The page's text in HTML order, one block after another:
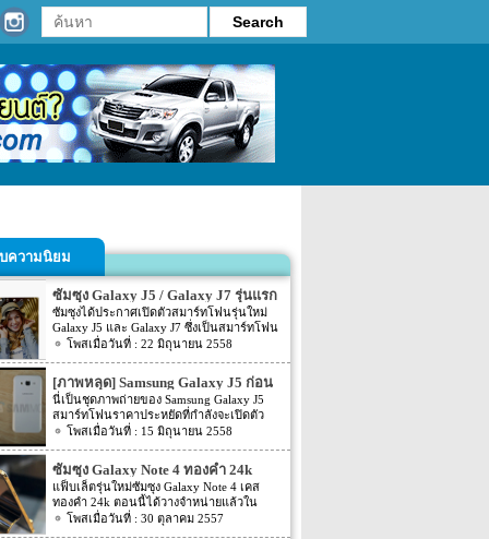
ความนิยม
ซัมซุง Galaxy J5 / Galaxy J7 รุ่นแรก
ที่มีไฟแฟลชด้านหน้า
ซัมซุงได้ประกาศเปิดตัวสมาร์ทโฟนรุ่นใหม่
Galaxy J5 และ Galaxy J7 ซึ่งเป็นสมาร์ทโฟน
รุ่นแรกของซัมซุงที่มีไฟ LED แฟลช ด้านหน้า
สัปดาห์ที่ผ่านมา แต่ยังไม่ชัดเจนว่าจะวาง
จำหน่ายทั่วโลกเมื่อใด
22 มิถุนายน 2558
[ภาพหลุด] Samsung Galaxy J5 ก่อน
เปิดตัว
นี่เป็นชุดภาพถ่ายของ Samsung Galaxy J5
สมาร์ทโฟนราคาประหยัดที่กำลังจะเปิดตัว
เร็วๆ นี้ ที่ยังไม่ได้รับการประกาศออกมาอย่าง
อินเตอร์เน็ตแล้ว
15 มิถุนายน 2558
ซัมซุง Galaxy Note 4 ทองคำ 24k
จำหน่ายในเวียดนาม ราคา 65,000
บาท
แฟ็บเล็ตรุ่นใหม่ซัมซุง Galaxy Note 4 เคส
ทองคำ 24k ตอนนี้ได้วางจำหน่ายแล้วใน
ประเทศเวียดนาม โดยทุกชิ้นส่วนโลหะจะมี
30 ตุลาคม 2557